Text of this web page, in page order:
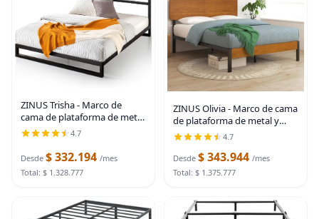
ZINUS Trisha - Marco de
cama de plataforma de metal
de 7 pulgadas con cabecero,
madera, no necesita somier,
fácil montaje,
4.7
Desde $ 332.194 /mes
Total: $ 1.328.777
ZINUS Olivia - Marco de cama
de plataforma de metal y
bambú, no necesita somier,
madera, fácil de montar,
tamaño individual
4.7
Desde $ 343.944 /mes
Total: $ 1.375.777